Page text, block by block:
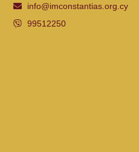
info@imconstantias.org.cy
99512250